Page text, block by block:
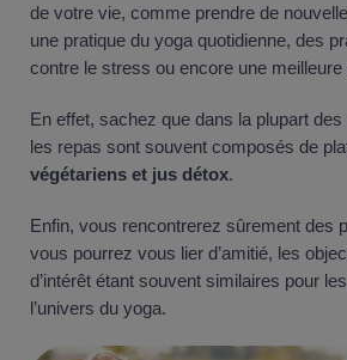
de votre vie, comme prendre de
une pratique du yoga quotidienne, des
contre le stress ou encore une meilleure
En effet, sachez que dans la plupart
les repas sont souvent composés de
végétariens et jus détox.
Enfin, vous rencontrerez sûrement des
vous pourrez vous lier d’amitié, les
d’intérêt étant souvent similaires pour
l’univers du yoga.